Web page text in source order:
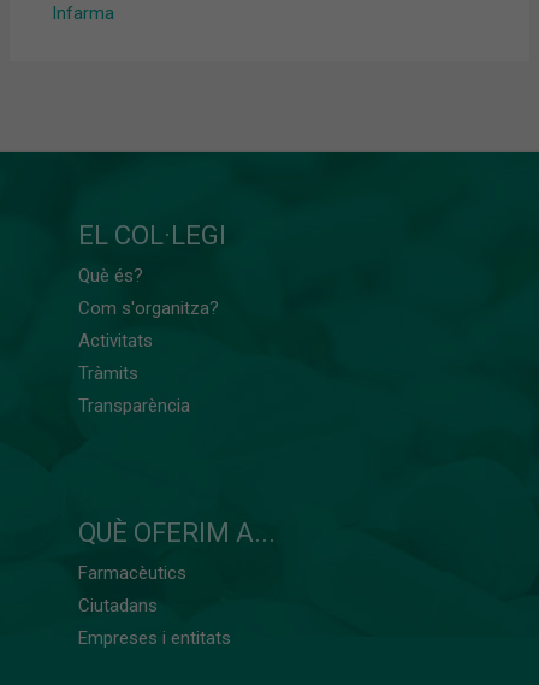
Infarma
EL COL·LEGI
Què és?
Com s'organitza?
Activitats
Tràmits
Transparència
QUÈ OFERIM A...
Farmacèutics
Ciutadans
Empreses i entitats